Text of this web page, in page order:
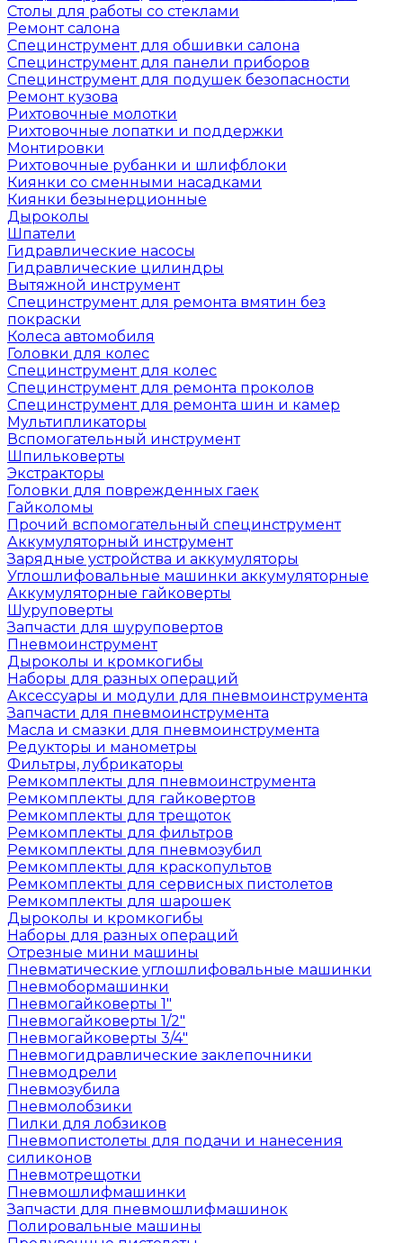
Столы для работы со стеклами
Ремонт салона
Специнструмент для обшивки салона
Специнструмент для панели приборов
Специнструмент для подушек безопасности
Ремонт кузова
Рихтовочные молотки
Рихтовочные лопатки и поддержки
Монтировки
Рихтовочные рубанки и шлифблоки
Киянки со сменными насадками
Киянки безынерционные
Дыроколы
Шпатели
Гидравлические насосы
Гидравлические цилиндры
Вытяжной инструмент
Специнструмент для ремонта вмятин без
покраски
Колеса автомобиля
Головки для колес
Специнструмент для колес
Специнструмент для ремонта проколов
Специнструмент для ремонта шин и камер
Мультипликаторы
Вспомогательный инструмент
Шпильковерты
Экстракторы
Головки для поврежденных гаек
Гайколомы
Прочий вспомогательный специнструмент
Аккумуляторный инструмент
Зарядные устройства и аккумуляторы
Углошлифовальные машинки аккумуляторные
Аккумуляторные гайковерты
Шуруповерты
Запчасти для шуруповертов
Пневмоинструмент
Дыроколы и кромкогибы
Наборы для разных операций
Аксессуары и модули для пневмоинструмента
Запчасти для пневмоинструмента
Масла и смазки для пневмоинструмента
Редукторы и манометры
Фильтры, лубрикаторы
Ремкомплекты для пневмоинструмента
Ремкомплекты для гайковертов
Ремкомплекты для трещоток
Ремкомплекты для фильтров
Ремкомплекты для пневмозубил
Ремкомплекты для краскопультов
Ремкомплекты для сервисных пистолетов
Ремкомплекты для шарошек
Дыроколы и кромкогибы
Наборы для разных операций
Отрезные мини машины
Пневматические углошлифовальные машинки
Пневмобормашинки
Пневмогайковерты 1"
Пневмогайковерты 1/2"
Пневмогайковерты 3/4"
Пневмогидравлические заклепочники
Пневмодрели
Пневмозубила
Пневмолобзики
Пилки для лобзиков
Пневмопистолеты для подачи и нанесения
силиконов
Пневмотрещотки
Пневмошлифмашинки
Запчасти для пневмошлифмашинок
Полировальные машины